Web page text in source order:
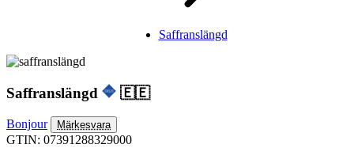
Saffranslängd
Saffranslängd 🇪🇪
Bonjour Märkesvara
GTIN: 07391288329000